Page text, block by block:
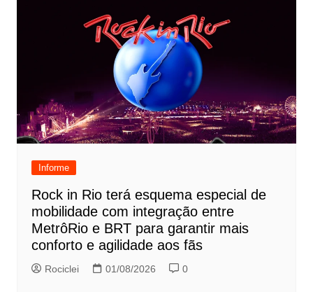
Informe
Rock in Rio terá esquema especial de
mobilidade com integração entre
MetrôRio e BRT para garantir mais
conforto e agilidade aos fãs
Rociclei 01/08/2026 0